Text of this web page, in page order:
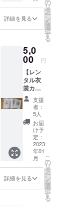
きま
す。 ☆
ルは
2023年
1月中に
ご入力
頂いた
アドレ
スへお
送りす
る予定
です。
※金額は
自由に
上乗せ
するこ
とが出
来ま
す。
させて
いただ
きま
す！ ☆
ン内
容： ・
ポスト
カード
にお礼
のメッ
セージ
を添え
て封筒
に入れ
てお送
りいた
しま
す。 ・
お礼の
メッ
セージ
詳細を見る
の
リ
タ
ー
ン
を
選
択
す
る
5,0
00 円
【レン
タル衣
裳カタ
ログ】
チュ
チュ工
房ペア
テのレ
ンタル
衣裳を
全てお
載せし
たカタ
ログを
お送り
いたし
支援
者：
5人
お届
け予
定：
2023
年01
月
詳細を見る
こ
の
リ
タ
ー
ン
を
選
択
す
る